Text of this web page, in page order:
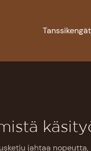
Tanssikengät
jahtaa